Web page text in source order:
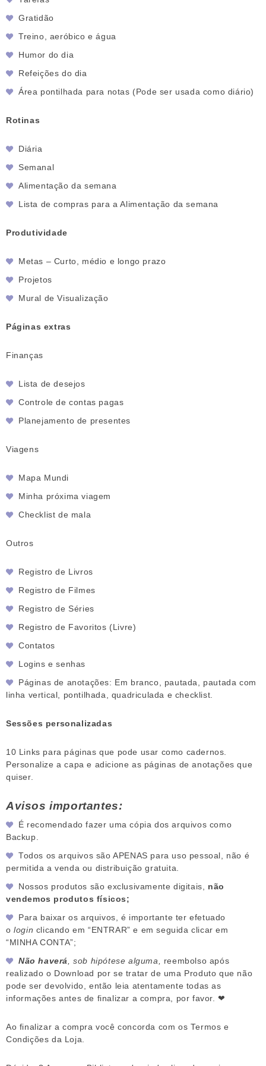
Gratidão
Treino, aeróbico e água
Humor do dia
Refeições do dia
Área pontilhada para notas (Pode ser usada como diário)
Rotinas
Diária
Semanal
Alimentação da semana
Lista de compras para a Alimentação da semana
Produtividade
Metas – Curto, médio e longo prazo
Projetos
Mural de Visualização
Páginas extras
Finanças
Lista de desejos
Controle de contas pagas
Planejamento de presentes
Viagens
Mapa Mundi
Minha próxima viagem
Checklist de mala
Outros
Registro de Livros
Registro de Filmes
Registro de Séries
Registro de Favoritos (Livre)
Contatos
Logins e senhas
Páginas de anotações: Em branco, pautada, pautada com
linha vertical, pontilhada, quadriculada e checklist.
Sessões personalizadas
10 Links para páginas que pode usar como cadernos.
Personalize a capa e adicione as páginas de anotações que
quiser.
Avisos importantes:
É recomendado fazer uma cópia dos arquivos como
Backup.
Todos os arquivos são APENAS para uso pessoal, não é
permitida a venda ou distribuição gratuita.
Nossos produtos são exclusivamente digitais, não
vendemos produtos físicos;
Para baixar os arquivos, é importante ter efetuado
ologin clicando em “ENTRAR” e em seguida clicar em
“MINHA CONTA”;
Não haverá , sob hipótese alguma,
reembolso após
realizado o Download por se tratar de uma Produto que não
pode ser devolvido, então leia atentamente todas as
informações antes de finalizar a compra, por favor. ❤
Ao finalizar a compra você concorda com os Termos e
Condições da Loja.